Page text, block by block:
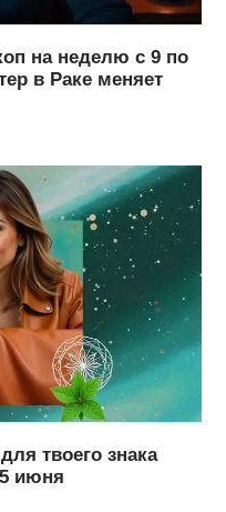
на неделю с 9 по
в Раке меняет
твоего знака
июня